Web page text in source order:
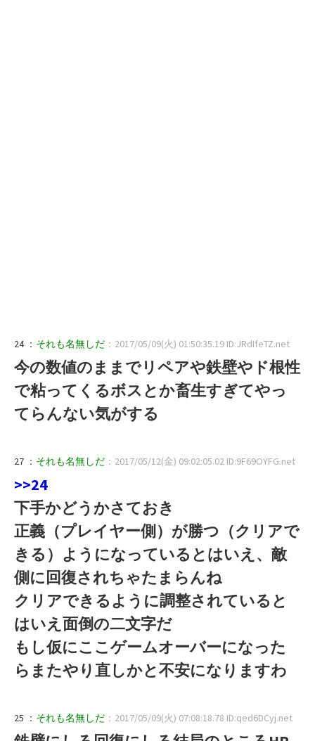
24 ： それも名無しだ ：2017/05/09(火) 01:50:35.19 ID:JRdIfeTZ.net
今の数値のままでリペアや鉄壁やド根性
で粘ってくるボスとか畜生すぎてやっ
てらんない気がする
27 ： それも名無しだ ：2017/05/12(金) 09:02:05.02 ID:9F69OYFG.net
>>24
下手かどうかさておき
正義（プレイヤー側）が勝つ（クリアで
きる）ようになっているとはいえ、敵
側に回復されちゃたまらんね
クリアできるように調整されていると
はいえ面倒の二文字だ
もし仮にここゲームオーバーになった
らまたやり直しかと不安になりますわ
25 ： それも名無しだ ：2017/05/09(火) 07:08:18.78 ID:qed6DCyj.net